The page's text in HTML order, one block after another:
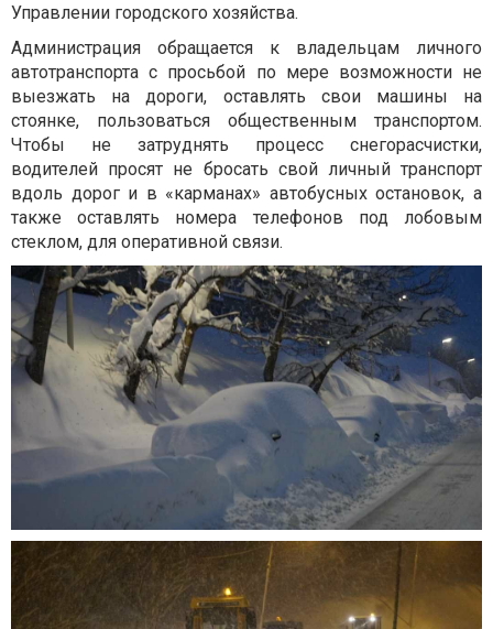
Управлении городского хозяйства.
Администрация обращается к владельцам личного
автотранспорта с просьбой по мере возможности не
выезжать на дороги, оставлять свои машины на
стоянке, пользоваться общественным транспортом.
Чтобы не затруднять процесс снегорасчистки,
водителей просят не бросать свой личный транспорт
вдоль дорог и в «карманах» автобусных остановок, а
также оставлять номера телефонов под лобовым
стеклом, для оперативной связи.